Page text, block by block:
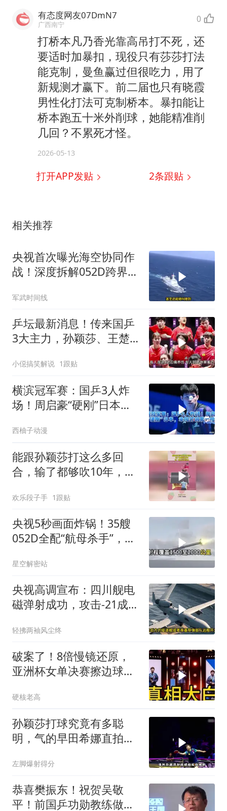
有态度网友07DmN7
广西南宁 0
打桥本凡乃香光靠高吊打不死，还
要适时加暴扣，现役只有莎莎打法
能克制，曼鱼赢过但很吃力，用了
新规测才赢下。前二届也只有晓霞
男性化打法可克制桥本。暴扣能让
桥本跑五十米外削球，她能精准削
几回？不累死才怪。
2026-05-13
打开APP发贴 2条跟贴
相关推荐
央视首次曝光海空协同作
战！深度拆解052D跨界指
牌有多绝？
军武时间线
乒坛最新消息！传来国乒
3大主力，孙颖莎、王楚
小僫搞笑解说 1跟贴
横滨冠军赛：国乒3人炸
场！周启豪“硬刚”日本，
西柚子动漫
能跟孙颖莎打这么多回
合，输了都够吹10年，这
欢乐段子手 1跟贴
央视5秒画面炸锅！35艘
052D全配“航母杀手”，美
星空解密站
央视高调宣布：四川舰电
磁弹射成功，攻击-21成美
轻拂两袖风尘终
破案了！8倍慢镜还原，
亚洲杯女单决赛擦边球，
硬核老高
孙颖莎打球究竟有多聪
明，气的早田希娜直拍大
左脚爆射得分
恭喜樊振东！祝贺吴敬
平！前国乒功勋教练做出